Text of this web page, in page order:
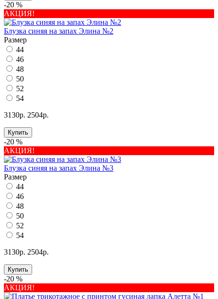
-20 %
АКЦИЯ!
Блузка синяя на запах Элина №2
Размер
44
46
48
50
52
54
3130р. 2504р.
Купить
-20 %
АКЦИЯ!
Блузка синяя на запах Элина №3
Размер
44
46
48
50
52
54
3130р. 2504р.
Купить
-20 %
АКЦИЯ!